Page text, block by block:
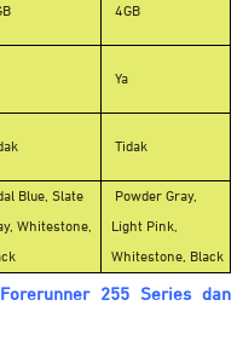
4GB
Ya
Tidak
Blue, Slate
Whitestone,
Powder Gray,
Light Pink,
Whitestone, Black
255 Series dan